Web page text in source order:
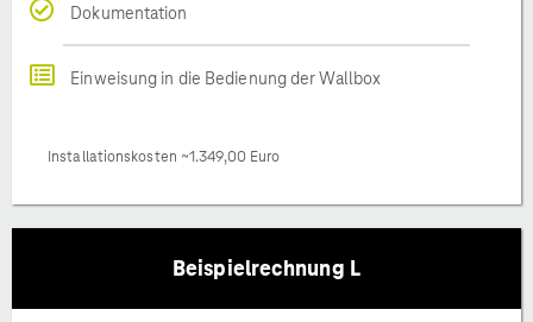
Dokumentation
Einweisung in die Bedienung der Wallbox
Installationskosten ~1.349,00 Euro
Beispielrechnung L